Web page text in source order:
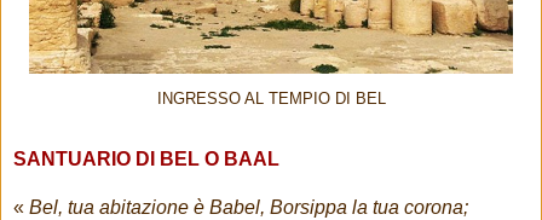
INGRESSO AL TEMPIO DI BEL
SANTUARIO DI BEL O BAAL
« Bel, tua abitazione è Babel, Borsippa la tua corona;